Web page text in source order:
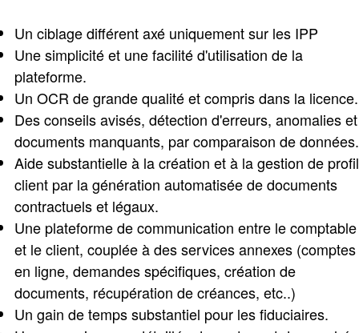
Un ciblage différent axé uniquement sur les IPP
Une simplicité et une facilité d'utilisation de la
plateforme.
Un OCR de grande qualité et compris dans la licence.
Des conseils avisés, détection d'erreurs, anomalies et
documents manquants, par comparaison de données.
Aide substantielle à la création et à la gestion de profil
client par la génération automatisée de documents
contractuels et légaux.
Une plateforme de communication entre le comptable
et le client, couplée à des services annexes (comptes
en ligne, demandes spécifiques, création de
documents, récupération de créances, etc..)
Un gain de temps substantiel pour les fiduciaires.